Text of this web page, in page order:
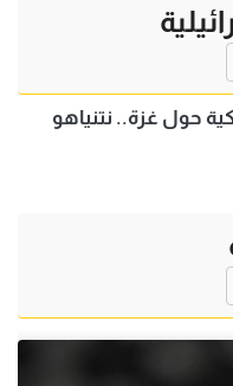
حول غزة.. نتنياهو